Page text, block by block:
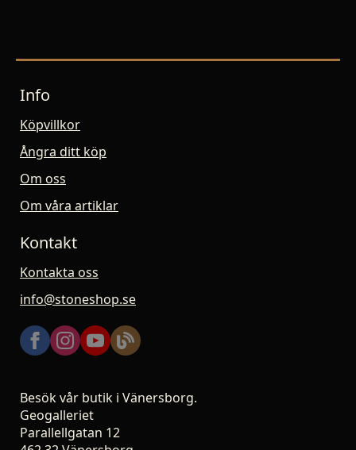
Info
Köpvillkor
Ångra ditt köp
Om oss
Om våra artiklar
Kontakt
Kontakta oss
info@stoneshop.se
Besök vår butik i Vänersborg.
Geogalleriet
Parallellgatan 12